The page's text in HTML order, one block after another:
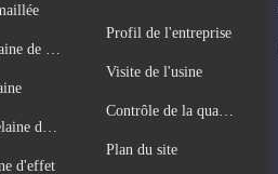
de re
de r
d'effet
Profil de l'entreprise
Visite de l'usine
Contrôle de la qualit
Plan du site